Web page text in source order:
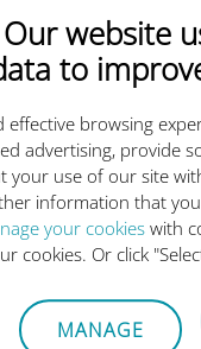
website
to
effective browsing
advertising, provide
your use of our site
information that
your cookies with
cookies. Or click
MANAGE
Laden
Über uns
Ubigi-
Ubigi in der